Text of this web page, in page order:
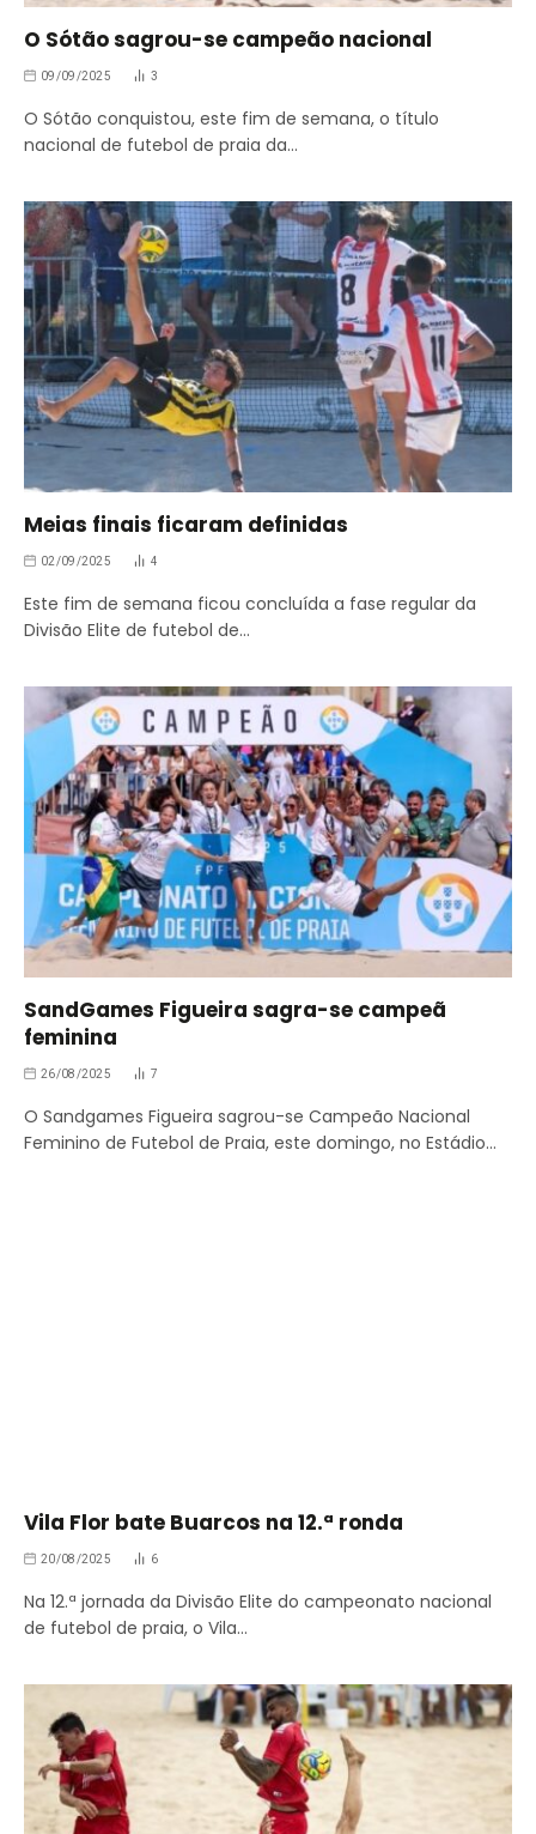
O Sótão sagrou-se campeão nacional
09/09/2025 3
O Sótão conquistou, este fim de semana, o título
nacional de futebol de praia da…
Meias finais ficaram definidas
02/09/2025 4
Este fim de semana ficou concluída a fase regular da
Divisão Elite de futebol de…
SandGames Figueira sagra-se campeã
feminina
26/08/2025 7
O Sandgames Figueira sagrou-se Campeão Nacional
Feminino de Futebol de Praia, este domingo, no Estádio…
Vila Flor bate Buarcos na 12.ª ronda
20/08/2025 6
Na 12.ª jornada da Divisão Elite do campeonato nacional
de futebol de praia, o Vila…